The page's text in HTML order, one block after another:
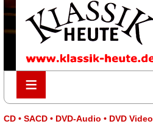
≡
≡
CD • SACD • DVD-Audio • DVD Video